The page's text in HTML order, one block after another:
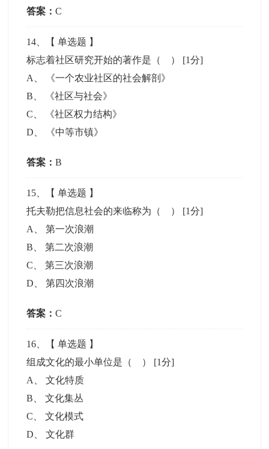
答案：C
14 、【单选题 】
标志着社区研究开始的著作是（ ） [1分]
A
《一个农业社区的社会解剖》
B
《社区与社会》
C
《社区权力结构》
D
《中等市镇》
答案：B
15 、【单选题 】
托夫勒把信息社会的来临称为（ ） [1分]
A
、第一次浪潮
B 、第二次浪潮
C 、第三次浪潮
D 、第四次浪潮
答案：C
16 、【单选题 】
组成文化的最小单位是（ ） [1分]
A
、文化特质
B 、文化集丛
C 、文化模式
D 、文化群